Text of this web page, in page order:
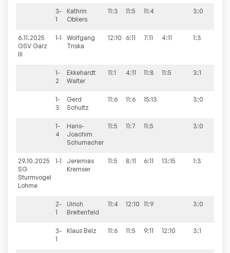
3-
1
Kathrin
Obliers
11:3 11:5 11:4 3:0
6.11.2025
GSV Garz
III
1-1
Wolfgang
Triska
12:10 6:11 7:11 4:11 1:3
1-
2
Ekkehardt
Walter
11:1 4:11 11:8 11:5 3:1
1-
3
Gerd
Schultz
11:6 11:6 15:13 3:0
1-
4
Hans-
Joachim
Schumacher
11:5 11:7 11:5 3:0
29.10.2025
SG
Sturmvogel
Lohme
1-1
Jeremias
Kremser
11:5 8:11 6:11 13:15 1:3
2-
1
Ulrich
Breitenfeld
11:4 12:10 11:9 3:0
3-
1
Klaus Belz 11:6 11:5 9:11 12:10 3:1